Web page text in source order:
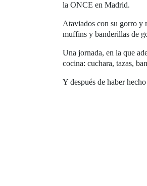
la ONCE en Madrid.
Ataviados con su gorro y
muffins y banderillas de
Una jornada, en la que
cocina: cuchara, tazas,
Y después de haber